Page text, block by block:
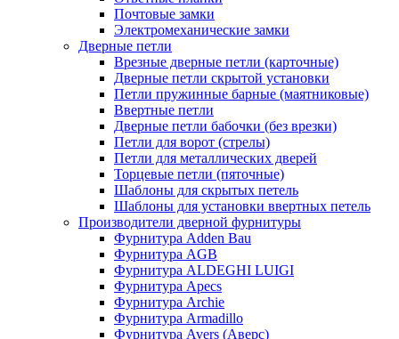
Почтовые замки
Электромеханические замки
Дверные петли
Врезные дверные петли (карточные)
Дверные петли скрытой установки
Петли пружинные барные (маятниковые)
Ввертные петли
Дверные петли бабочки (без врезки)
Петли для ворот (стрелы)
Петли для металлических дверей
Торцевые петли (пяточные)
Шаблоны для скрытых петель
Шаблоны для установки ввертных петель
Производители дверной фурнитуры
Фурнитура Adden Bau
Фурнитура AGB
Фурнитура ALDEGHI LUIGI
Фурнитура Apecs
Фурнитура Archie
Фурнитура Armadillo
Фурнитура Avers (Аверс)